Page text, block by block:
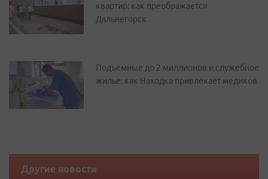
квартир: как преображается
Дальнегорск
Подъемные до 2 миллионов и служебное
жилье: как Находка привлекает медиков
Другие новости